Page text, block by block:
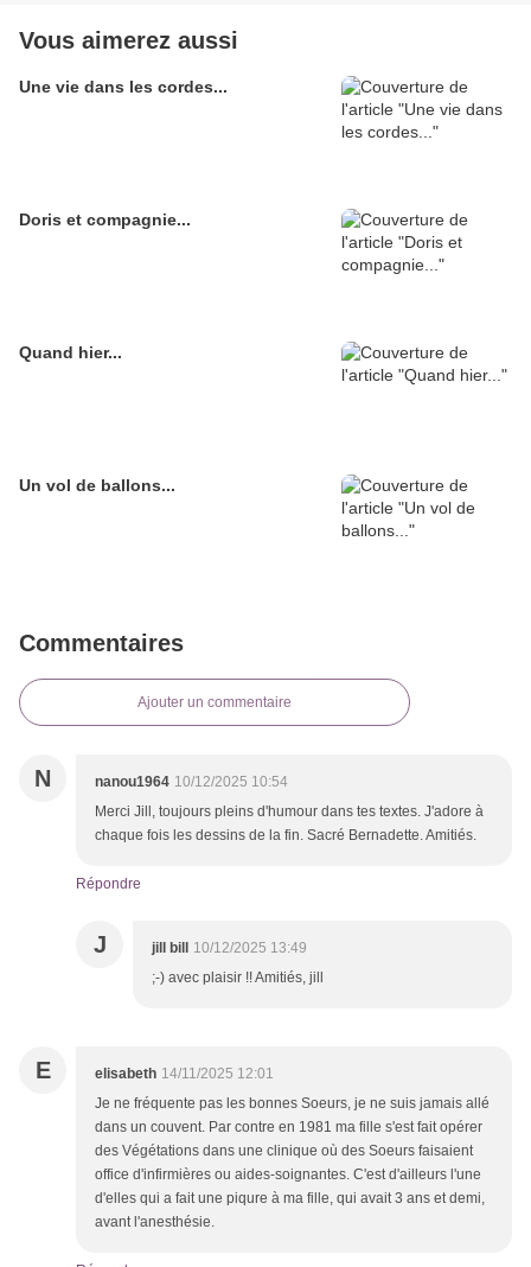
Vous aimerez aussi
Une vie dans les cordes...
Doris et compagnie...
Quand hier...
Un vol de ballons...
Commentaires
Ajouter un commentaire
N nanou1964 10/12/2025 10:54
Merci Jill, toujours pleins d'humour dans tes textes. J'adore à
chaque fois les dessins de la fin. Sacré Bernadette. Amitiés.
Répondre
J jill bill
10/12/2025 13:49
;-) avec plaisir !! Amitiés, jill
E elisabeth 14/11/2025 12:01
Je ne fréquente pas les bonnes Soeurs, je ne suis jamais allé
dans un couvent. Par contre en 1981 ma fille s'est fait opérer
des Végétations dans une clinique où des Soeurs faisaient
office d'infirmières ou aides-soignantes. C'est d'ailleurs l'une
d'elles qui a fait une piqure à ma fille, qui avait 3 ans et demi,
avant l'anesthésie.